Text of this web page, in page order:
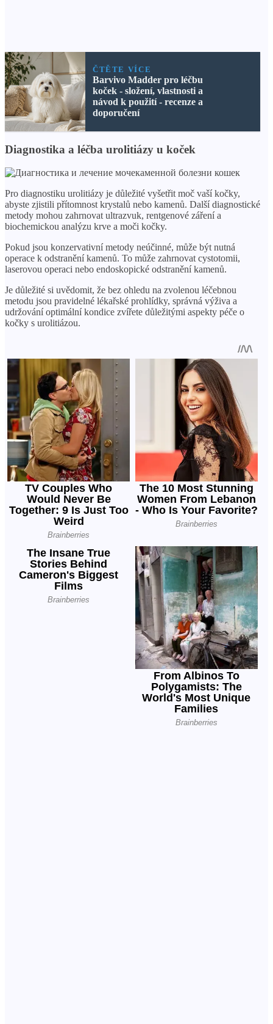
ČTĚTE VÍCE
Barvivo Madder pro léčbu
koček - složení, vlastnosti a
návod k použití - recenze a
doporučení
Diagnostika a léčba urolitiázy u koček
Pro diagnostiku urolitiázy je důležité vyšetřit moč vaší kočky,
abyste zjistili přítomnost krystalů nebo kamenů. Další diagnostické
metody mohou zahrnovat ultrazvuk, rentgenové záření a
biochemickou analýzu krve a moči kočky.
Pokud jsou konzervativní metody neúčinné, může být nutná
operace k odstranění kamenů. To může zahrnovat cystotomii,
laserovou operaci nebo endoskopické odstranění kamenů.
Je důležité si uvědomit, že bez ohledu na zvolenou léčebnou
metodu jsou pravidelné lékařské prohlídky, správná výživa a
udržování optimální kondice zvířete důležitými aspekty péče o
kočky s urolitiázou.